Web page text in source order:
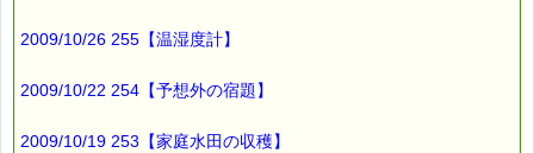
学校から帰ってきた娘に聞くと
2009/10/26 255【温湿度計】
2009/10/22 254【予想外の宿題】
2009/10/19 253【家庭水田の収穫】